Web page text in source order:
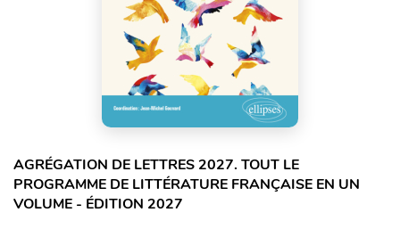
AGRÉGATION DE LETTRES 2027. TOUT LE
PROGRAMME DE LITTÉRATURE FRANÇAISE EN UN
VOLUME - ÉDITION 2027